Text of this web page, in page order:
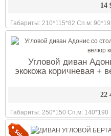
14
Габариты: 210*115*82 Сп.м:
Угловой диван
экокожа коричневая +
22
Габариты: 250*150 Сп.м: 140*190